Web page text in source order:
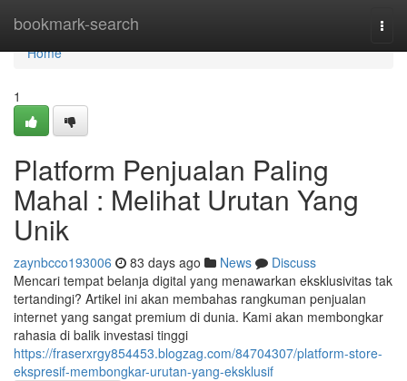
bookmark-search
Home
Home
1
Platform Penjualan Paling
Mahal : Melihat Urutan Yang
Unik
zaynbcco193006 83 days ago News
Discuss
Mencari tempat belanja digital yang menawarkan eksklusivitas tak
tertandingi? Artikel ini akan membahas rangkuman penjualan
internet yang sangat premium di dunia. Kami akan membongkar
rahasia di balik investasi tinggi
https://fraserxrgy854453.blogzag.com/84704307/platform-store-
ekspresif-membongkar-urutan-yang-eksklusif